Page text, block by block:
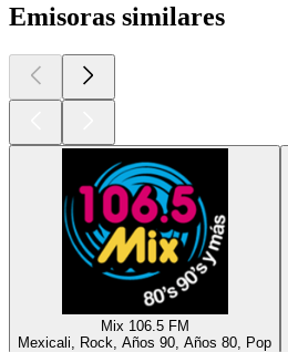
Emisoras similares
Mix 106.5 FM
Mexicali, Rock, Años 90, Años 80, Pop